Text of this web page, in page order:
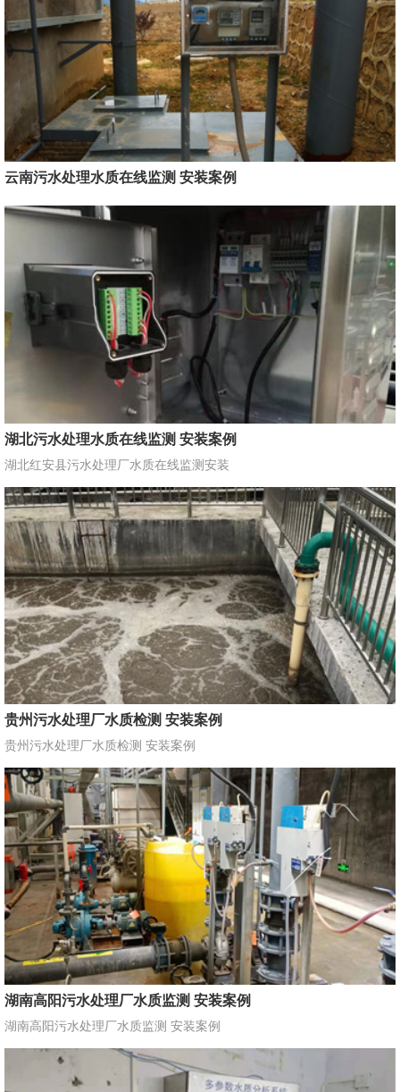
云南污水处理水质在线监测 安装案例
湖北污水处理水质在线监测 安装案例
湖北红安县污水处理厂水质在线监测安装
贵州污水处理厂水质检测 安装案例
贵州污水处理厂水质检测 安装案例
湖南高阳污水处理厂水质监测 安装案例
湖南高阳污水处理厂水质监测 安装案例